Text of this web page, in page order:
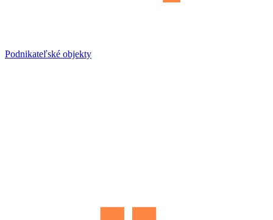
Podnikateľské objekty